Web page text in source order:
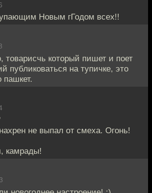
Новым гГодом всех!!
товарисчь который пишет и поет
публиковаться на тупичке, это
пашкет.
не выпал от смеха. Огонь!
камрады!